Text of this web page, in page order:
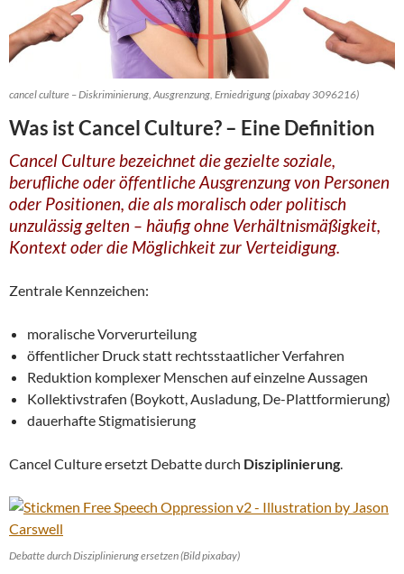
cancel culture – Diskriminierung, Ausgrenzung, Erniedrigung (pixabay 3096216)
Was ist Cancel Culture? – Eine Definition
Cancel Culture bezeichnet die gezielte soziale,
berufliche oder öffentliche Ausgrenzung von Personen
oder Positionen, die als moralisch oder politisch
unzulässig gelten – häufig ohne Verhältnismäßigkeit,
Kontext oder die Möglichkeit zur Verteidigung.
Zentrale Kennzeichen:
moralische Vorverurteilung
öffentlicher Druck statt rechtsstaatlicher Verfahren
Reduktion komplexer Menschen auf einzelne Aussagen
Kollektivstrafen (Boykott, Ausladung, De-Plattformierung)
dauerhafte Stigmatisierung
Cancel Culture ersetzt Debatte durch Disziplinierung.
Debatte durch Disziplinierung ersetzen (Bild pixabay)